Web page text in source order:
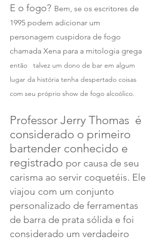
E o fogo? Bem, se os escritores de
1995 podem adicionar um
personagem cuspidora de fogo
chamada Xena para a mitologia grega
então
talvez um dono de bar em algum
lugar da história tenha despertado coisas
com seu próprio show de fogo alcoólico.
Professor Jerry Thomas é
considerado o primeiro
bartender conhecido e
registrado por causa de seu
carisma ao servir coquetéis. Ele
viajou com um conjunto
personalizado de ferramentas
de barra de prata sólida e foi
considerado um verdadeiro